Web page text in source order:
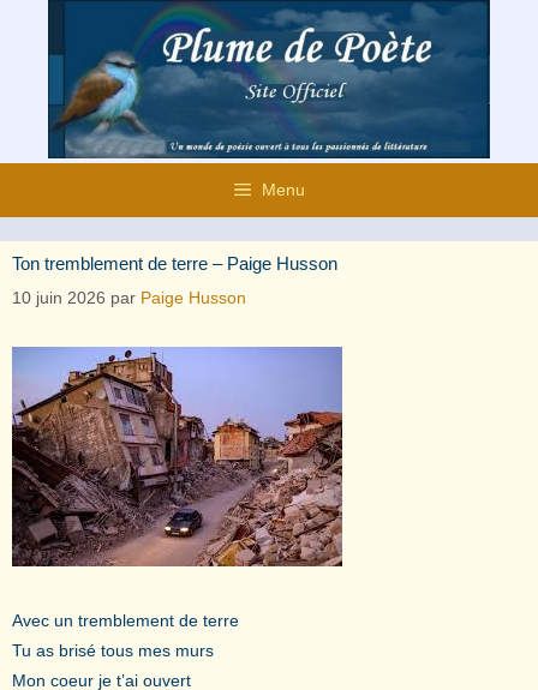
contenu
Menu
Ton tremblement de terre – Paige Husson
10 juin 2026 par Paige Husson
Avec un tremblement de terre
Tu as brisé tous mes murs
Mon coeur je t’ai ouvert